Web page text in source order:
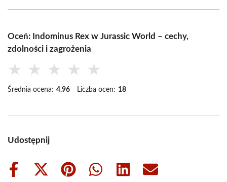
Oceń: Indominus Rex w Jurassic World – cechy,
zdolności i zagrożenia
★ ★ ★ ★ ★
Średnia ocena: 4.96 Liczba ocen: 18
Udostępnij
Share
Share
Share
Share
Share
Share